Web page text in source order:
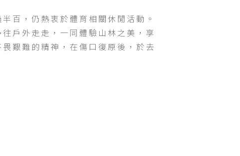
百，仍熱衷於體育相關休閒活動。
戶外走走，一同體驗山林之美，享
艱難的精神，在傷口復原後，於去